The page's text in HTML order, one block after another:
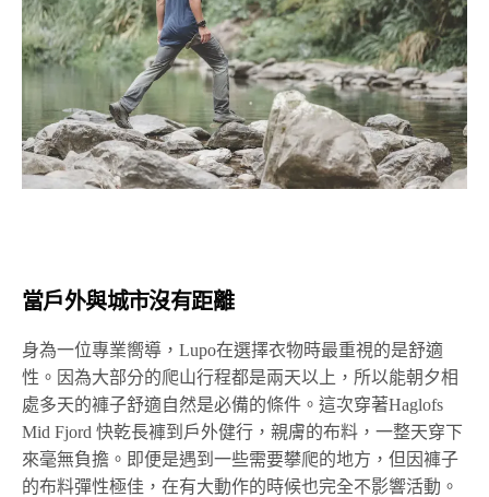
當戶外與城市沒有距離
身為一位專業嚮導，Lupo在選擇衣物時最重視的是舒適
性。因為大部分的爬山行程都是兩天以上，所以能朝夕相
處多天的褲子舒適自然是必備的條件。這次穿著Haglofs
Mid Fjord 快乾長褲到戶外健行，親膚的布料，一整天穿下
來毫無負擔。即便是遇到一些需要攀爬的地方，但因褲子
的布料彈性極佳，在有大動作的時候也完全不影響活動。